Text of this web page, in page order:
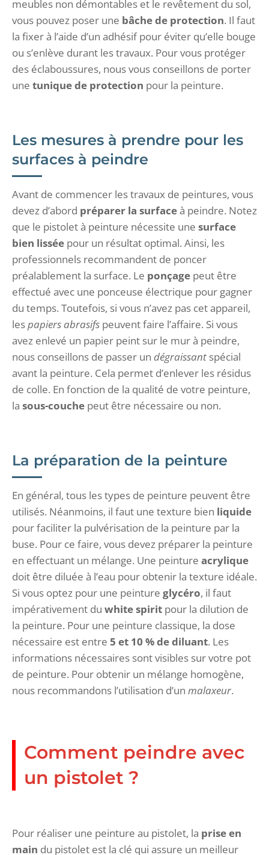
meubles non démontables et le revêtement du sol,
vous pouvez poser une bâche de protection. Il faut
la fixer à l’aide d’un adhésif pour éviter qu’elle bouge
ou s’enlève durant les travaux. Pour vous protéger
des éclaboussures, nous vous conseillons de porter
une tunique de protection pour la peinture.
Les mesures à prendre pour les
surfaces à peindre
Avant de commencer les travaux de peintures, vous
devez d’abord préparer la surfaceà peindre. Notez
que le pistolet à peinture nécessite une surface
bien lissée pour un résultat optimal. Ainsi, les
professionnels recommandent de poncer
préalablement la surface. Le ponçage peut être
effectué avec une ponceuse électrique pour gagner
du temps. Toutefois, si vous n’avez pas cet appareil,
lespapiers abrasifs peuvent faire l’affaire. Si vous
avez enlevé un papier peint sur le mur à peindre,
nous conseillons de passer un dégraissant spécial
avant la peinture. Cela permet d’enlever les résidus
de colle. En fonction de la qualité de votre peinture,
la sous-couche peut être nécessaire ou non.
La préparation de la peinture
En général, tous les types de peinture peuvent être
utilisés. Néanmoins, il faut une texture bien liquide
pour faciliter la pulvérisation de la peinture par la
buse. Pour ce faire, vous devez préparer la peinture
en effectuant un mélange. Une peinture acrylique
doit être diluée à l’eau pour obtenir la texture idéale.
Si vous optez pour une peinture glycéro, il faut
impérativement du white spirit pour la dilution de
la peinture. Pour une peinture classique, la dose
nécessaire est entre 5 et 10 % de diluant. Les
informations nécessaires sont visibles sur votre pot
de peinture. Pour obtenir un mélange homogène,
nous recommandons l’utilisation d’un malaxeur.
Comment peindre avec
un pistolet ?
Pour réaliser une peinture au pistolet, la prise en
main du pistolet est la clé qui assure un meilleur